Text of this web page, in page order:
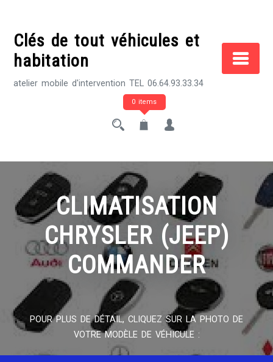
contentClés de tout véhicules et
habitation
atelier mobile d'intervention TEL 06.64.93.33.34
0 items
CLIMATISATION
CHRYSLER (JEEP)
COMMANDER
POUR PLUS DE DÉTAIL, CLIQUEZ SUR LA PHOTO DE
VOTRE MODÈLE DE VÉHICULE :